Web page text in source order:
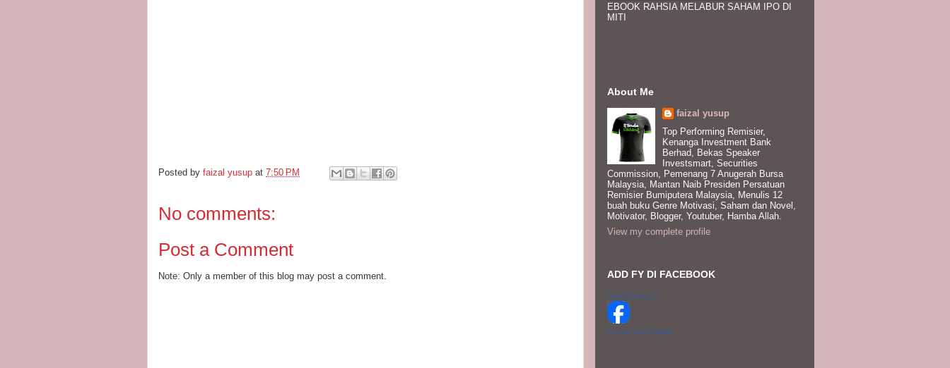
Posted by faizal yusup at 7:50 PM
No comments:
Post a Comment
Note: Only a member of this blog may post a comment.
EBOOK RAHSIA MELABUR SAHAM IPO DI
MITI
About Me
faizal yusup
Top Performing Remisier,
Kenanga Investment Bank
Berhad, Bekas Speaker
Investsmart, Securities
Commission, Pemenang 7 Anugerah Bursa
Malaysia, Mantan Naib Presiden Persatuan
Remisier Bumiputera Malaysia, Menulis 12
buah buku Genre Motivasi, Saham dan Novel,
Motivator, Blogger, Youtuber, Hamba Allah.
View my complete profile
ADD FY DI FACEBOOK
Faizal Yusup II
Create your badge